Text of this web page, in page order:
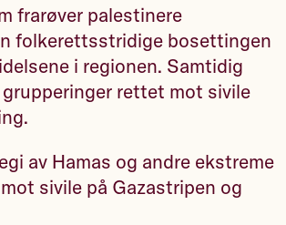
frarøver palestinere
folkerettsstridige bosettingen
i regionen. Samtidig
rettet mot sivile
av Hamas og andre ekstreme
sivile på Gazastripen og